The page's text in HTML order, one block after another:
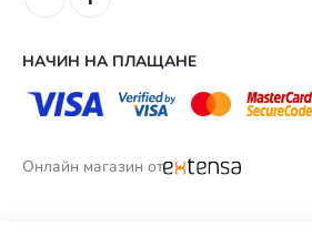
НАЧИН НА ПЛАЩАНЕ
Онлайн магазин от